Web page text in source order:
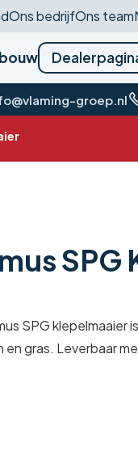
Ons bedrijfOns team
groep.nl
SPG
SPG
en gras. Leverbaar